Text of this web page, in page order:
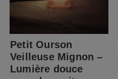
Petit Ourson
Veilleuse Mignon –
Lumière douce